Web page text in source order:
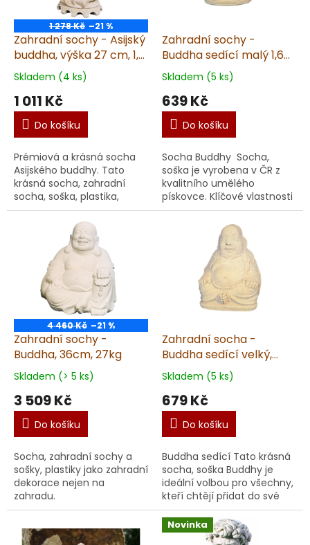
1 278 Kč –21 %
Zahradní sochy - Asijský
buddha, výška 27 cm, 1,9
kg, pískovec
Skladem (4 ks)
1 011 Kč
Do košíku
Prémiová a krásná socha
Asijského buddhy. Tato
krásná socha, zahradní
socha, soška, plastika,
dekorace je určena
ke krásně zdekorovanému
prostoru, do kterého je
Zahradní sochy -
Buddha sedící malý 1,6
kg, výška 12 cm,
pískovec
Skladem (5 ks)
639 Kč
Do košíku
Socha Buddhy Socha,
soška je vyrobena v ČR z
kvalitního umělého
pískovce. Klíčové vlastnosti
sochy: Socha, soška je
vyrobena v ČR z umělého
pískovce. Ruční výroba ...
4 460 Kč –21 %
Zahradní sochy -
Buddha, 36cm, 27kg
Skladem (> 5 ks)
3 509 Kč
Do košíku
Socha, zahradní sochy a
sošky, plastiky jako zahradní
dekorace nejen na
zahradu.
Zahradní socha -
Buddha sedící velký,
výška 22 cm, 3 kg,
pískovec
Skladem (5 ks)
679 Kč
Do košíku
Buddha sedící Tato krásná
socha, soška Buddhy je
ideální volbou pro všechny,
kteří chtějí přidat do své
zahrady nebo interiéru
klidnou a harmonickou
atmosféru. Vlas...
Novinka